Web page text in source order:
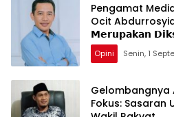
Pengamat
Ocit
𝗠𝗲𝗿𝘂𝗽𝗮𝗸𝗮𝗻
Opini Senin, 1
Gelombangnya
Fokus: Sasaran